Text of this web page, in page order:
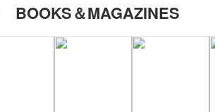
BOOKS＆MAGAZINES